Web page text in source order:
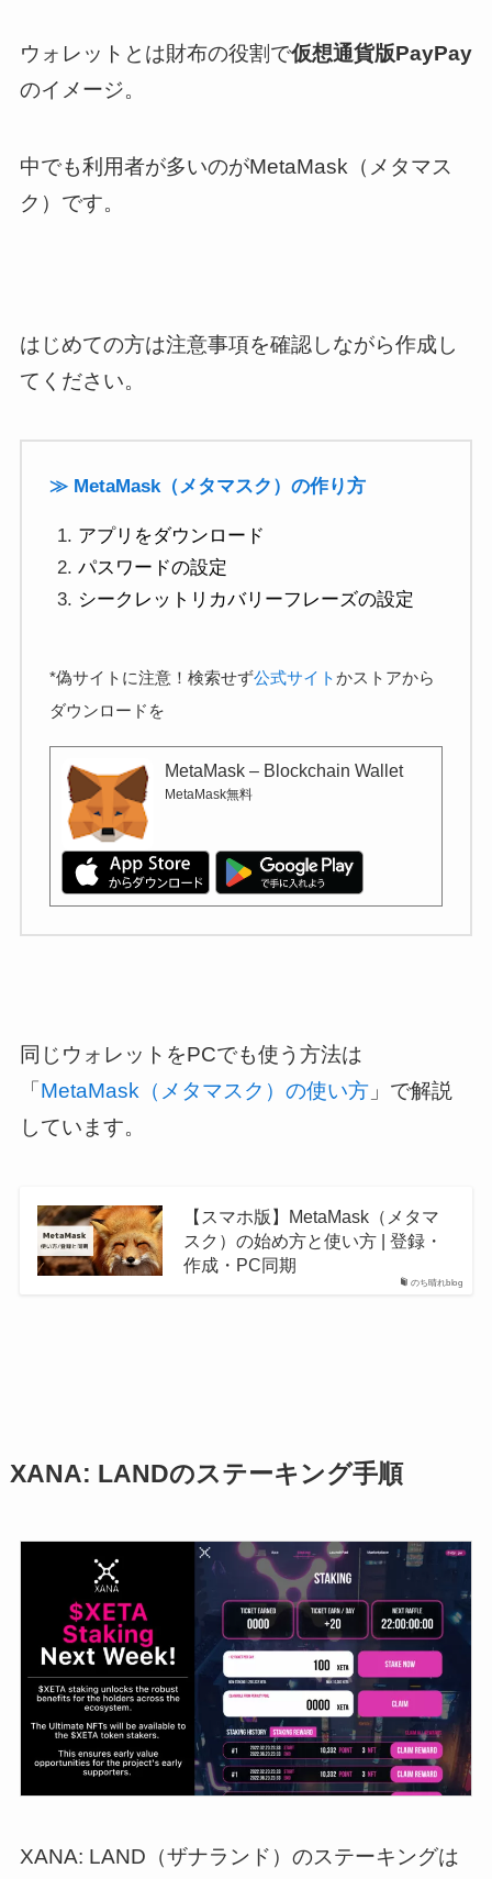
ウォレットとは財布の役割 で仮想通貨版PayPay
のイメージ。
中でも利用者が多いのがMetaMask（メタマス
ク）です。
はじめての方は注意事項を確認しながら作成し
てください。
≫ MetaMask（メタマスク）の作り方
アプリをダウンロード
パスワードの設定
シークレットリカバリーフレーズの設定
*偽サイトに注意！検索せず公式サイトかストアから
ダウンロードを
MetaMask – Blockchain Wallet
MetaMask無料
同じウォレットをPCでも使う方法は
「 MetaMask（メタマスク）の使い方」で解説
しています。
のち晴れblog
【スマホ版】MetaMask（メタマ
スク）の始め方と使い方 | 登録・
作成・PC同期
XANA: LANDのステーキング手順
XANA: LAND（ザナランド）のステーキングは